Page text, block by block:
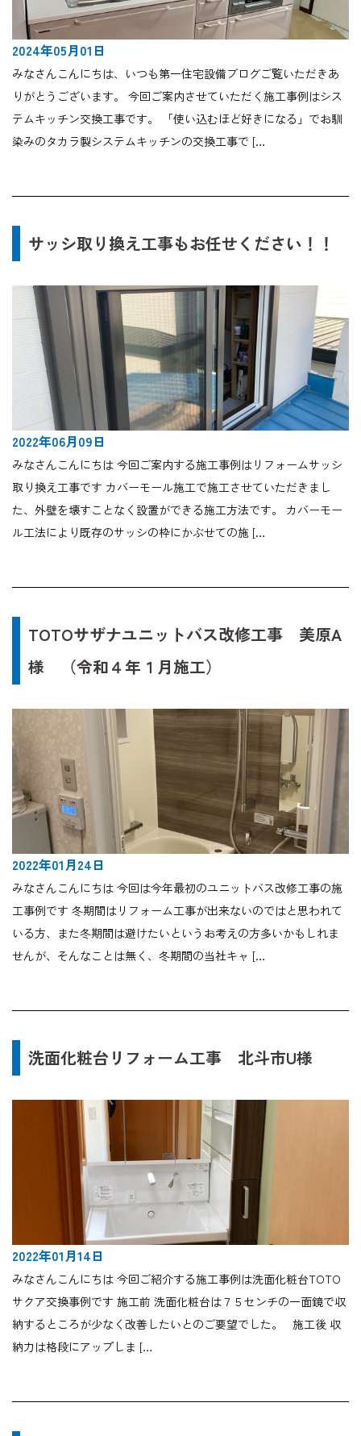
2024年05月01日
みなさんこんにちは、いつも第一住宅設備ブログご覧いただきあ
りがとうございます。 今回ご案内させていただく施工事例はシス
テムキッチン交換工事です。 「使い込むほど好きになる」でお馴
染みのタカラ製システムキッチンの交換工事で […
サッシ取り換え工事もお任せください！！
2022年06月09日
みなさんこんにちは 今回ご案内する施工事例はリフォームサッシ
取り換え工事です カバーモール施工で施工させていただきまし
た、外壁を壊すことなく設置ができる施工方法です。 カバーモー
ル工法により既存のサッシの枠にかぶせての施 […
TOTOサザナユニットバス改修工事 美原A
様 （令和４年１月施工）
2022年01月24日
みなさんこんにちは 今回は今年最初のユニットバス改修工事の施
工事例です 冬期間はリフォーム工事が出来ないのではと思われて
いる方、また冬期間は避けたいというお考えの方多いかもしれま
せんが、そんなことは無く、冬期間の当社キャ […
洗面化粧台リフォーム工事 北斗市U様
2022年01月14日
みなさんこんにちは 今回ご紹介する施工事例は洗面化粧台TOTO
サクア交換事例です 施工前 洗面化粧台は７５センチの一面鏡で収
納するところが少なく改善したいとのご要望でした。 施工後 収
納力は格段にアップしま […